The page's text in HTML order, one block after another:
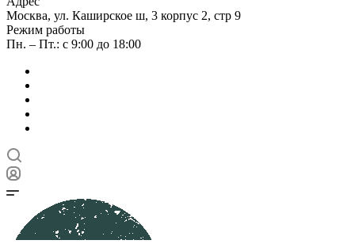
Москва, ул. Каширское ш, 3 корпус 2, стр 9
Режим работы
Пн. – Пт.: с 9:00 до 18:00